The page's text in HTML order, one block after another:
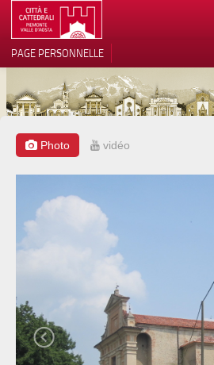
TERRITOIRE
ARCHITECTURE
MUSÉES
ITINÉRAIRES
EVÉNEMENTS
ACCUEIL
CONTACTS
PRESS
PAGE PERSONNELLE
Photo vidéoVos choix en